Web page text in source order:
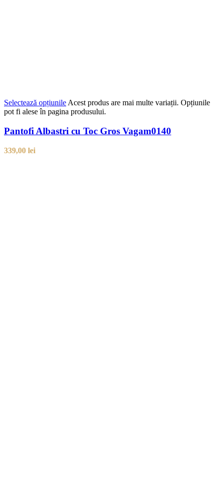
Selectează opțiunile Acest produs are mai multe variații. Opțiunile
pot fi alese în pagina produsului.
Pantofi Albastri cu Toc Gros Vagam0140
339,00 lei